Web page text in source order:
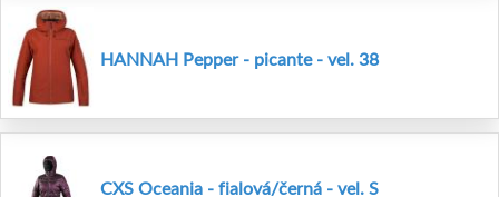
HANNAH Pepper - picante - vel. 38
CXS Oceania - fialová/černá - vel. S